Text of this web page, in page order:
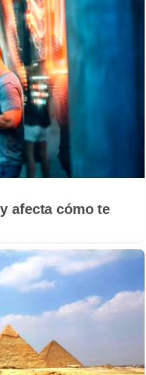
afecta cómo te